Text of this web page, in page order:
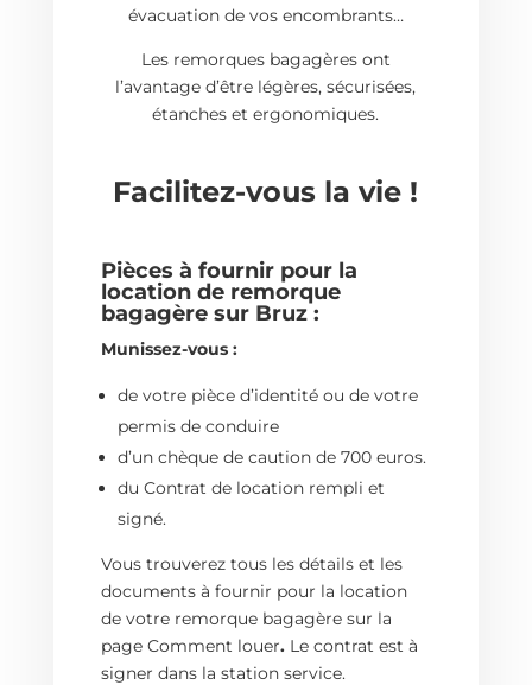
évacuation de vos encombrants…
Les remorques bagagères ont
l’avantage d’être légères, sécurisées,
étanches et ergonomiques.
Facilitez-vous la vie !
Pièces à fournir pour la
location de remorque
bagagère sur Bruz :
Munissez-vous :
de votre pièce d’identité ou de votre
permis de conduire
d’un chèque de caution de 700 euros.
du Contrat de location rempli et
signé.
Vous trouverez tous les détails et les
documents à fournir pour la location
de votre remorque bagagère sur la
page Comment louer.Le contrat est à
signer dans la station service.